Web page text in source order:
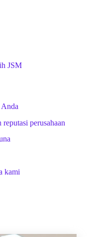
JSM
perusahaan
kami